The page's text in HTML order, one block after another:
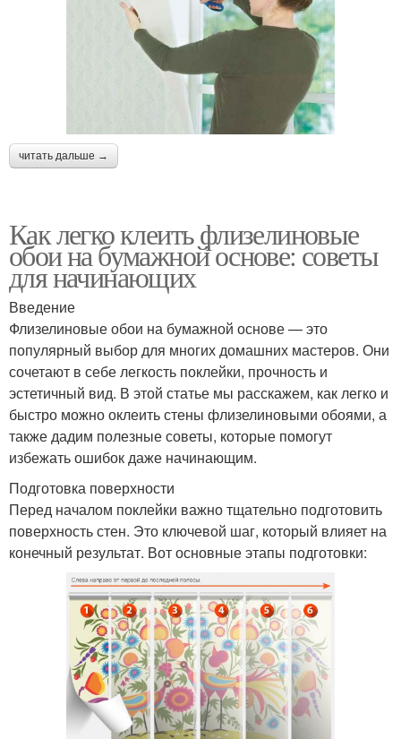
читать дальше →
Как легко клеить флизелиновые
обои на бумажной основе: советы
для начинающих
Введение
Флизелиновые обои на бумажной основе — это
популярный выбор для многих домашних мастеров. Они
сочетают в себе легкость поклейки, прочность и
эстетичный вид. В этой статье мы расскажем, как легко и
быстро можно оклеить стены флизелиновыми обоями, а
также дадим полезные советы, которые помогут
избежать ошибок даже начинающим.
Подготовка поверхности
Перед началом поклейки важно тщательно подготовить
поверхность стен. Это ключевой шаг, который влияет на
конечный результат. Вот основные этапы подготовки: